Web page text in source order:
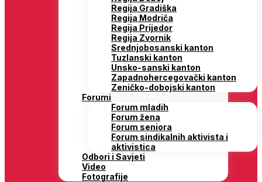
Regija Gradiška
Regija Modriča
Regija Prijedor
Regija Zvornik
Srednjobosanski kanton
Tuzlanski kanton
Unsko-sanski kanton
Zapadnohercegovački kanton
Zeničko-dobojski kanton
Forumi
Forum mladih
Forum žena
Forum seniora
Forum sindikalnih aktivista i
aktivistica
Odbori i Savjeti
Video
Fotografije